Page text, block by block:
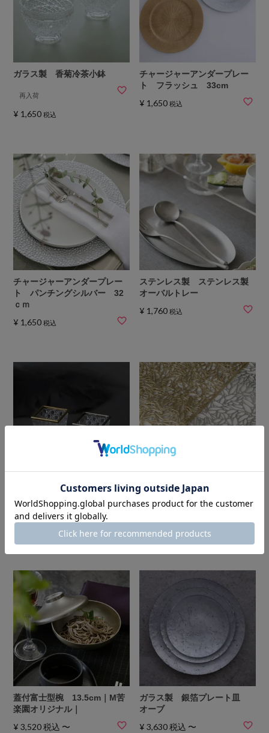
ガラス製 香菊冷茶小鉢
再入荷
¥ 1,650 税込
チャージャーアンダープレー
ト フラッシュ 33cm
¥ 1,650 税込
チャージャーアンダープレー
ト パンチングシルバー 32
ｃｍ
¥ 1,650 税込
ステンレス製 ステンレス製
オーバルトレー
¥ 1,760 税込
ガラス製 カット硝子 切
子 四角小鉢 4.8cm ゴー
ルド・シルバー
PVC製 リーフ柄ゴールド・
シルバーテーブルランナー
蓋付富士型椀 13.5cm｜M苦
楽園オリジナル｜
¥ 3,520 税込 〜
ガラス製 銀箔プレート皿
オーブ
¥ 3,630税込 〜